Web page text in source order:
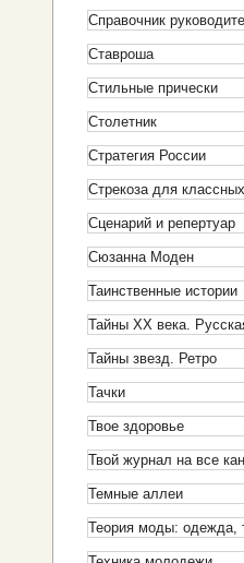
Справочник
Ставроша
Стильные прически
Столетник
Стратегия России
Стрекоза для
Сценарий и репертуар
Сюзанна Моден
Таинственные истории
Тайны XX века.
Тайны звезд. Ретро
Тачки
Твое здоровье
Твой журнал на все
Темные аллеи
Теория моды: одежда,